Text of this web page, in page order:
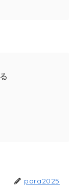
para2025